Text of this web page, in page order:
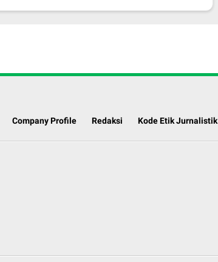
Company Profile Redaksi Kode Etik Jurnalistik